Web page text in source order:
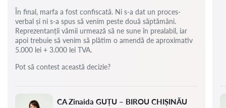
CA Zinaida GUȚU – BIROU CHIȘINĂU
În final, marfa a fost confiscată. Ni s-a dat un proces-
verbal și ni s-a spus să venim peste două săptămâni.
Reprezentanții vămii urmează să ne sune în prealabil, iar
apoi trebuie să venim să plătim o amendă de aproximativ
5.000 lei + 3.000 lei TVA.
Pot să contest această decizie?